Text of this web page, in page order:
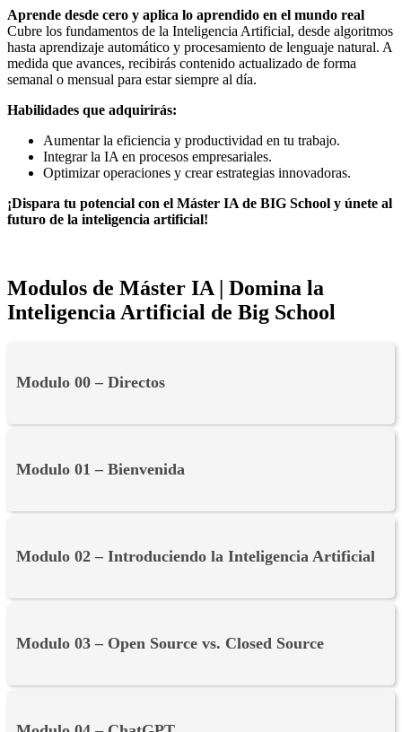
Aprende desde cero y aplica lo aprendido en el mundo real
Cubre los fundamentos de la Inteligencia Artificial, desde algoritmos
hasta aprendizaje automático y procesamiento de lenguaje natural. A
medida que avances, recibirás contenido actualizado de forma
semanal o mensual para estar siempre al día.
Habilidades que adquirirás:
Aumentar la eficiencia y productividad en tu trabajo.
Integrar la IA en procesos empresariales.
Optimizar operaciones y crear estrategias innovadoras.
¡Dispara tu potencial con el Máster IA de BIG School y únete al
futuro de la inteligencia artificial!
Modulos de Máster IA | Domina la
Inteligencia Artificial de Big School
Modulo 00 – Directos
Modulo 01 – Bienvenida
Modulo 02 – Introduciendo la Inteligencia Artificial
Modulo 03 – Open Source vs. Closed Source